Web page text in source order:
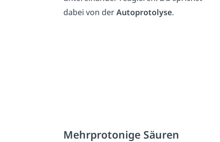
dabei von derAutoprotolyse.
Mehrprotonige Säuren